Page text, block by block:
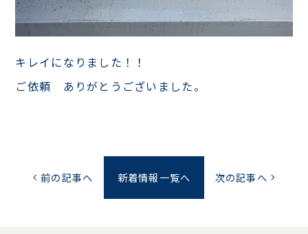
キレイになりました！！
ご依頼 ありがとうございました。
chevron_left 前の記事へ 新着情報一覧へ 次の記事へ chevron_right